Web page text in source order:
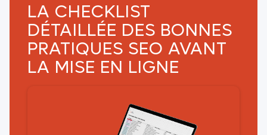
LA CHECKLIST
DÉTAILLÉE DES BONNES
PRATIQUES SEO AVANT
LA MISE EN LIGNE